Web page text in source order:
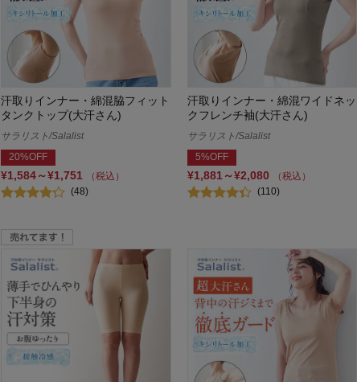
汗取りインナー・綿混脇フィット
タンクトップ(大汗さん)
サラリスト/Salalist
20%OFF
¥1,584～¥1,751
（税込）
(48)
汗取りインナー・綿混ワイドネッ
クフレンチ袖(大汗さん)
サラリスト/Salalist
5%OFF
¥1,881～¥2,080
（税込）
(110)